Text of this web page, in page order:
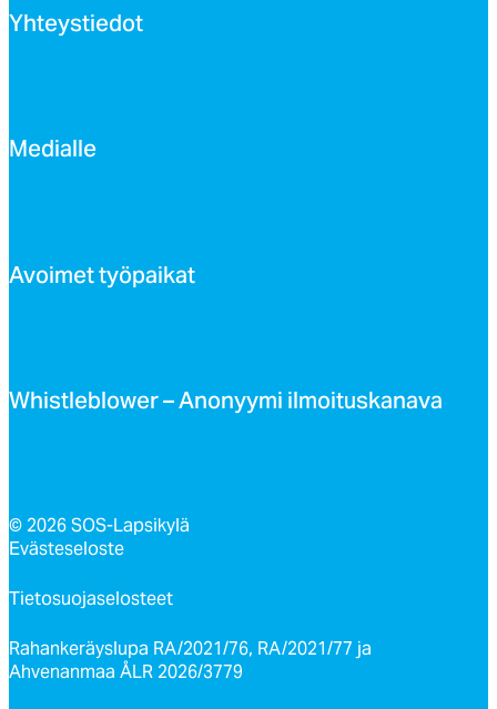
Yh­teys­tie­dot
Me­dial­le
Avoi­met työ­pai­kat
Whist­leb­lo­wer – Ano­nyy­mi il­moi­tus­ka­na­va
© 2026 SOS-Lapsikylä
Evästeseloste
Tietosuojaselosteet
Rahankeräyslupa RA/2021/76, RA/2021/77 ja
Ahvenanmaa ÅLR 2026/3779